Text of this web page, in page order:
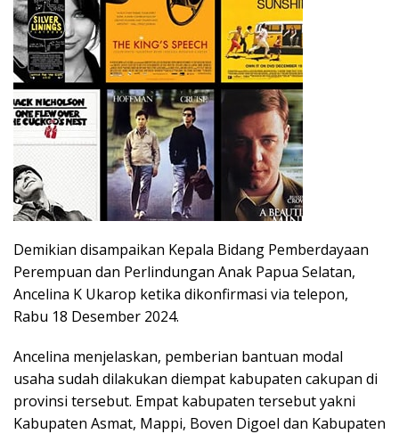
Demikian disampaikan Kepala Bidang Pemberdayaan
Perempuan dan Perlindungan Anak Papua Selatan,
Ancelina K Ukarop ketika dikonfirmasi via telepon,
Rabu 18 Desember 2024.
Ancelina menjelaskan, pemberian bantuan modal
usaha sudah dilakukan diempat kabupaten cakupan di
provinsi tersebut. Empat kabupaten tersebut yakni
Kabupaten Asmat, Mappi, Boven Digoel dan Kabupaten